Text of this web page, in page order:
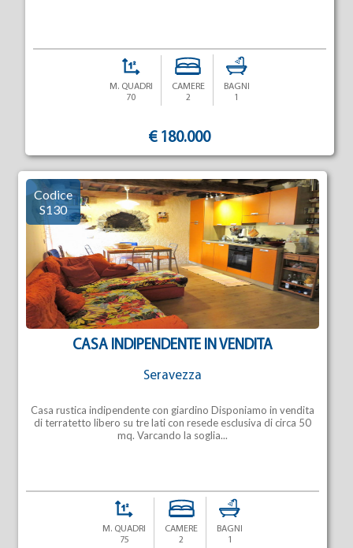
M. QUADRI
70
CAMERE
2
BAGNI
1
€ 180.000
CASA INDIPENDENTE IN VENDITA
Seravezza
Codice
S130
Casa rustica indipendente con giardino Disponiamo in vendita
di terratetto libero su tre lati con resede esclusiva di circa 50
mq. Varcando la soglia...
M. QUADRI
75
CAMERE
2
BAGNI
1